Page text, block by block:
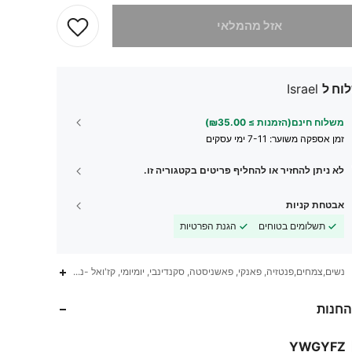
אזל מהמלאי
ל Israel
משלוח חינם(הזמנות ≥ ₪35.00)
זמן אספקה ​​משוער: 7-11 ימי עסקים
לא ניתן להחזיר או להחליף פריטים בקטגוריה זו.
אבטחת קניות
תשלומים בטוחים
הגנת הפרטיות
נשים,צמחים,פנטזיה, פאנקי, פאשניסטה, סקנדינבי, יומיומי, קז'ואל -נח, קז'ואל -יומיומי
YWGYFZ
4.80